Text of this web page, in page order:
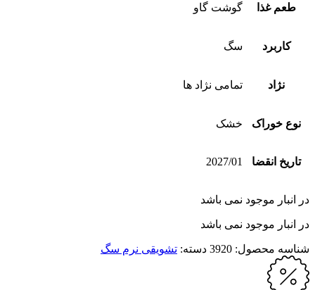
طعم غذا گوشت گاو
کاربرد سگ
نژاد تمامی نژاد ها
نوع خوراک خشک
تاریخ انقضا 2027/01
در انبار موجود نمی باشد
در انبار موجود نمی باشد
شناسه محصول: 3920 دسته: تشویقی نرم سگ